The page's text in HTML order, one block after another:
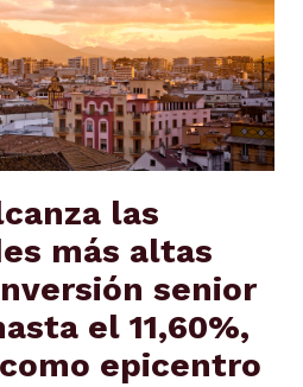
las
más altas
senior
el 11,60%,
epicentro